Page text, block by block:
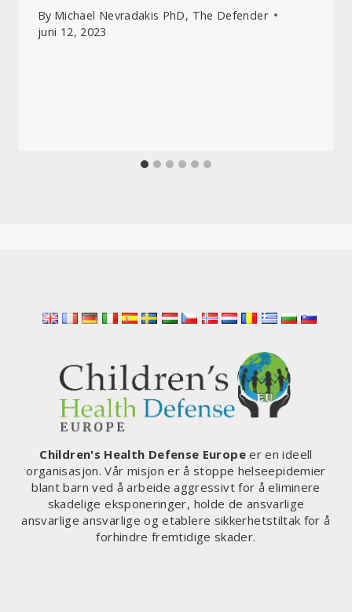
By Michael Nevradakis PhD, The Defender
juni 12, 2023
Children's Health Defense Europeer en ideell
organisasjon. Vår misjon er å stoppe helseepidemier
blant barn ved å arbeide aggressivt for å eliminere
skadelige eksponeringer, holde de ansvarlige
ansvarlige ansvarlige og etablere sikkerhetstiltak for å
forhindre fremtidige skader.